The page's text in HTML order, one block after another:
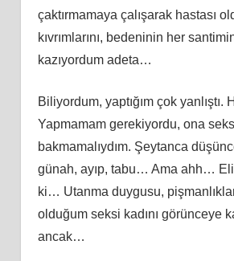
çaktırmamaya çalışarak hastası
kıvrımlarını, bedeninin her
kazıyordum adeta…
Biliyordum, yaptığım çok yanlıştı.
Yapmamam gerekiyordu, ona
bakmamalıydım. Şeytanca
günah, ayıp, tabu… Ama ahh…
ki… Utanma duygusu,
olduğum seksi kadını görünceye
ancak…